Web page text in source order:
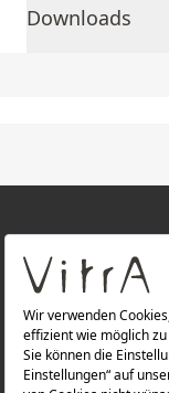
Downloads
ÜBER UNS